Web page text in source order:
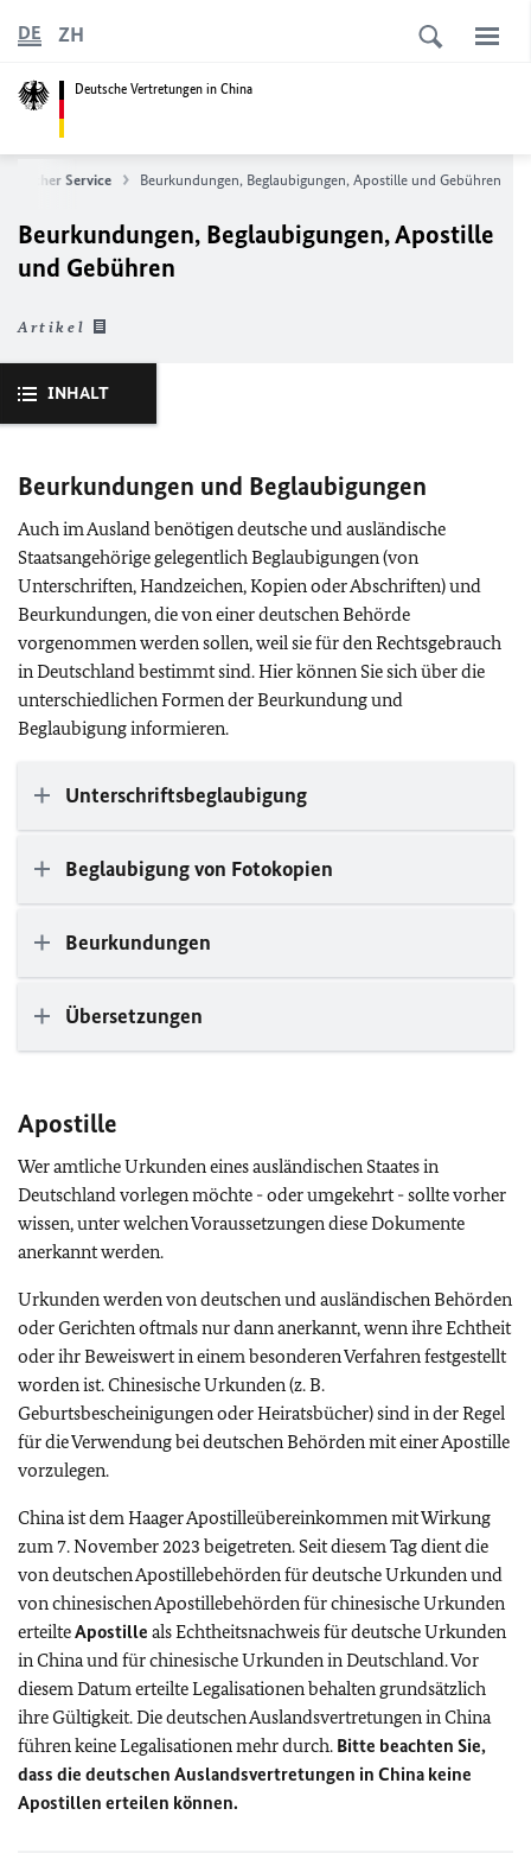
Deutsche Vertretungen in China
DE ZH
Service Beurkundungen, Beglaubigungen, Apostille und Gebühren
Beurkundungen, Beglaubigungen, Apostille
und Gebühren
Artikel
INHALT
Beurkundungen und Beglaubigungen
Auch im Ausland benötigen deutsche und ausländische
Staatsangehörige gelegentlich Beglaubigungen (von
Unterschriften, Handzeichen, Kopien oder Abschriften) und
Beurkundungen, die von einer deutschen Behörde
vorgenommen werden sollen, weil sie für den Rechtsgebrauch
in Deutschland bestimmt sind. Hier können Sie sich über die
unterschiedlichen Formen der Beurkundung und
Beglaubigung informieren.
Unterschriftsbeglaubigung
Beglaubigung von Fotokopien
Beurkundungen
Übersetzungen
Apostille
Wer amtliche Urkunden eines ausländischen Staates in
Deutschland vorlegen möchte - oder umgekehrt - sollte vorher
wissen, unter welchen Voraussetzungen diese Dokumente
anerkannt werden.
Urkunden werden von deutschen und ausländischen Behörden
oder Gerichten oftmals nur dann anerkannt, wenn ihre Echtheit
oder ihr Beweiswert in einem besonderen Verfahren festgestellt
worden ist. Chinesische Urkunden (z. B.
Geburtsbescheinigungen oder Heiratsbücher) sind in der Regel
für die Verwendung bei deutschen Behörden mit einer Apostille
vorzulegen.
China ist dem Haager Apostilleübereinkommen mit Wirkung
zum 7. November 2023 beigetreten. Seit diesem Tag dient die
von deutschen Apostillebehörden für deutsche Urkunden und
von chinesischen Apostillebehörden für chinesische Urkunden
erteilteApostille als Echtheitsnachweis für deutsche Urkunden
in China und für chinesische Urkunden in Deutschland.Vor
diesem Datum erteilte Legalisationen behalten grundsätzlich
ihre Gültigkeit. Die deutschen Auslandsvertretungen in China
führen keine Legalisationen mehr durch. Bitte beachten Sie,
dass die deutschen Auslandsvertretungen in China keine
Apostillen erteilen können.